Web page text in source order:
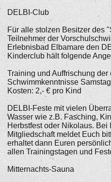
DELBI-Club
Für alle stolzen Besitzer des
Teilnehmer der
Erlebnisbad Elbamare den
Kinderclub hält folgende
Training und Auffrischung der
Schwimmkenntnisse
Kosten: 2,- € pro Kind
DELBI-Feste mit vielen
Wasser wie z.B. Fasching,
Herbstfest oder Nikolaus. Bei
Mitgliedschaft meldet Euch
erhaltet dann Euren
allen Trainingstagen und
Mitternachts-Sauna